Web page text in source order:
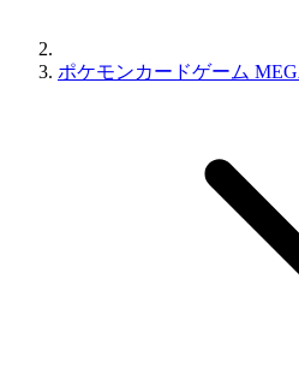
ポケモンカードゲーム